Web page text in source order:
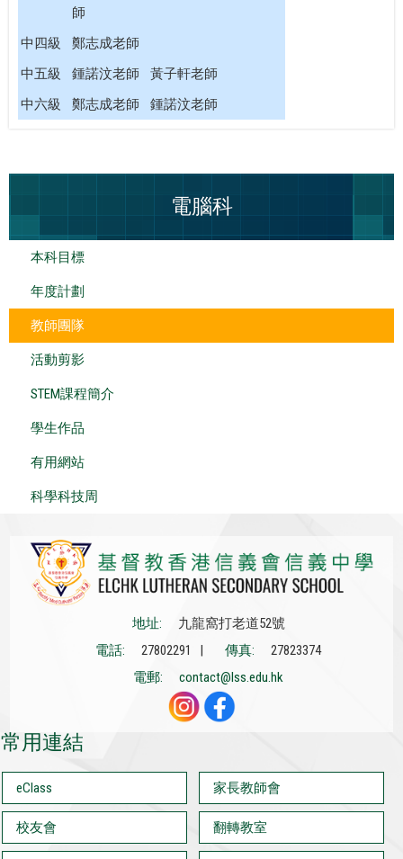
師
中四級 鄭志成老師
中五級 鍾諾汶老師 黃子軒老師
中六級 鄭志成老師 鍾諾汶老師
電腦科
本科目標
年度計劃
教師團隊
活動剪影
STEM課程簡介
學生作品
有用網站
科學科技周
地址:
九龍窩打老道52號
電話:
27802291 | 傳真:
27823374
電郵:
contact@lss.edu.hk
常用連結
eClass 家長教師會
校友會 翻轉教室